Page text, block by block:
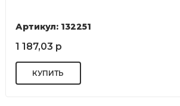
Артикул: 132251
1 187,03 р